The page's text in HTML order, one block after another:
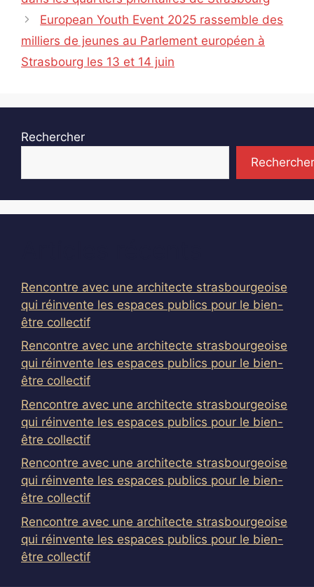
European Youth Event 2025 rassemble des
milliers de jeunes au Parlement européen à
Strasbourg les 13 et 14 juin
Rechercher
Rechercher
Rencontre avec une architecte strasbourgeoise
qui réinvente les espaces publics pour le bien-
être collectif
Rencontre avec une architecte strasbourgeoise
qui réinvente les espaces publics pour le bien-
être collectif
Rencontre avec une architecte strasbourgeoise
qui réinvente les espaces publics pour le bien-
être collectif
Rencontre avec une architecte strasbourgeoise
qui réinvente les espaces publics pour le bien-
être collectif
Rencontre avec une architecte strasbourgeoise
qui réinvente les espaces publics pour le bien-
être collectif